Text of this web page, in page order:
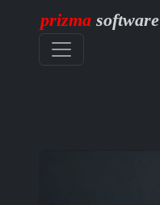
prizma software